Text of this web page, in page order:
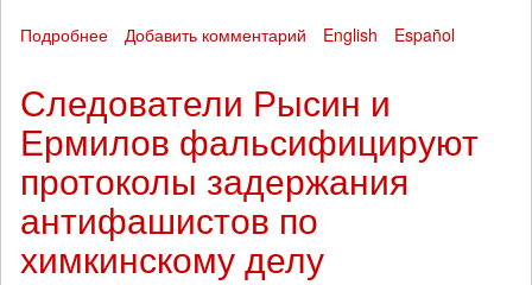
Подробнее
подозреваемый
нападении
на
администрацию
Химок
Добавить комментарий English Español
Следователи Рысин и
Ермилов фальсифицируют
протоколы задержания
антифашистов по
химкинскому делу